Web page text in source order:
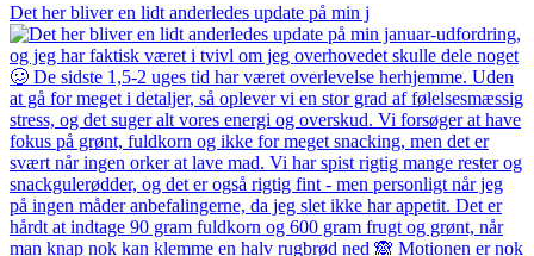
Det her bliver en lidt anderledes update på min j